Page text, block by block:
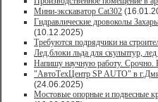
Мини-экскаватор Cat302
Гидравлические дровоколы
(10.12.2025)
Требуются подрядчики на
Лед,блоки льда для скульптур,
Напишу научную работу. Срочно.
"АвтоТехЦентр SP AUTO" в
(24.06.2025)
Мостовые опорные и подвесные